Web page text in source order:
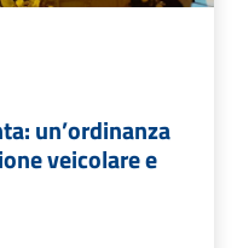
un’ordinanza
veicolare e